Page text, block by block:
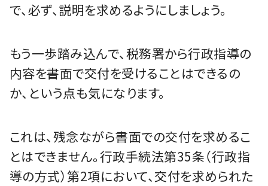
で、必ず、説明を求めるようにしましょう。
もう一歩踏み込んで、税務署から行政指導の
内容を書面で交付を受けることはできるの
か、という点も気になります。
これは、残念ながら書面での交付を求めるこ
とはできません。行政手続法第35条（行政指
導の方式）第2項において、交付を求められた